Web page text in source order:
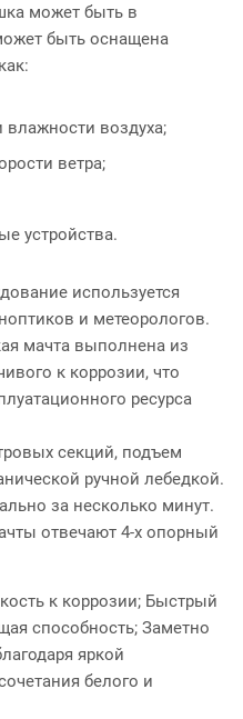
может быть в
быть оснащена
влажности воздуха;
ветра;
устройства.
используется
и метеорологов.
мачта выполнена из
к коррозии, что
ресурса
секций, подъем
ручной лебедкой.
за несколько минут.
отвечают 4-х опорный
к коррозии; Быстрый
способность; Заметно
яркой
белого и